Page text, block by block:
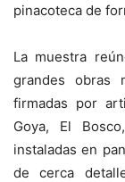
pinacoteca de
La muestra
grandes obras
firmadas por
Goya, El
instaladas en
de cerca